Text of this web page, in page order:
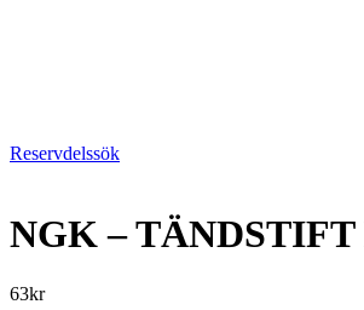
Reservdelssök
NGK – TÄNDSTIFT
63kr